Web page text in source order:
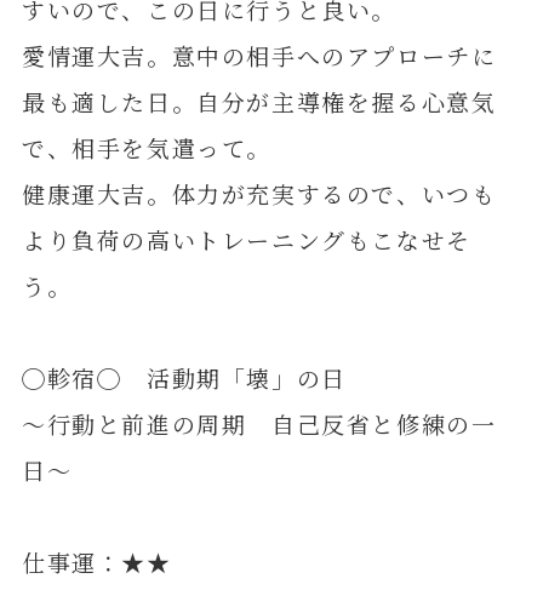
すいので、この日に行うと良い。
愛情運大吉。意中の相手へのアプローチに
最も適した日。自分が主導権を握る心意気
で、相手を気遣って。
健康運大吉。体力が充実するので、いつも
より負荷の高いトレーニングもこなせそ
う。
◯軫宿◯ 活動期「壊」の日
～行動と前進の周期 自己反省と修練の一
日～
仕事運：★★